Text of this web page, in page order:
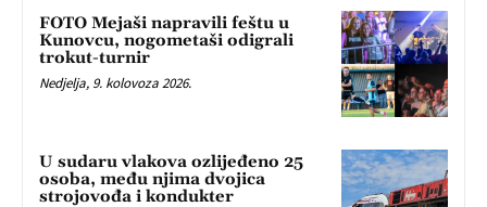
FOTO Mejaši napravili feštu u
Kunovcu, nogometaši odigrali
trokut-turnir
Nedjelja, 9. kolovoza 2026.
U sudaru vlakova ozlijeđeno 25
osoba, među njima dvojica
strojovođa i kondukter